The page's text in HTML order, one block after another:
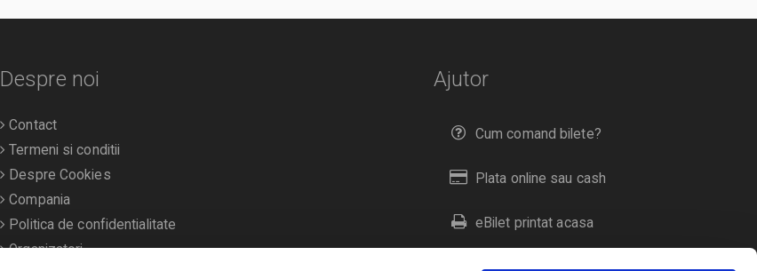
Ajutor
Cum comand bilete?
Plata online sau cash
eBilet printat acasa
Livrare prin curier
Despre noi
Contact
Termeni si conditii
Despre Cookies
Compania
Politica de confidentialitate
Organizatori